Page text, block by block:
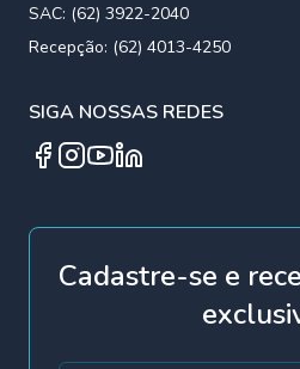
SAC: (62) 3922-2040
Recepção: (62) 4013-4250
SIGA NOSSAS REDES
Cadastre-se e